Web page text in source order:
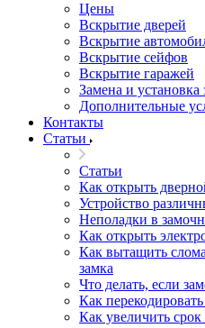
Цены
Вскрытие дверей
Вскрытие
Вскрытие сейфов
Вскрытие гаражей
Замена и установка
Дополнительные
Контакты
Статьи
Статьи
Как открыть
Устройство
Неполадки в
Как открыть
Как вытащить
замка
Что делать, если
Как
Как увеличить